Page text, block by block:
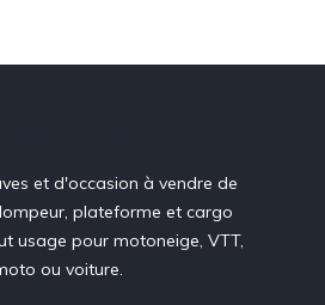
et d'occasion à vendre de
plateforme et cargo
usage pour motoneige, VTT,
ou voiture.